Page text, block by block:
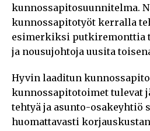
kunnossapitosuunnitelma.
kunnossapitotyöt kerralla
esimerkiksi putkiremonttia
ja nousujohtoja uusita
Hyvin laaditun
kunnossapitotoimet tulevat
tehtyä ja asunto-osakeyhtiö
huomattavasti